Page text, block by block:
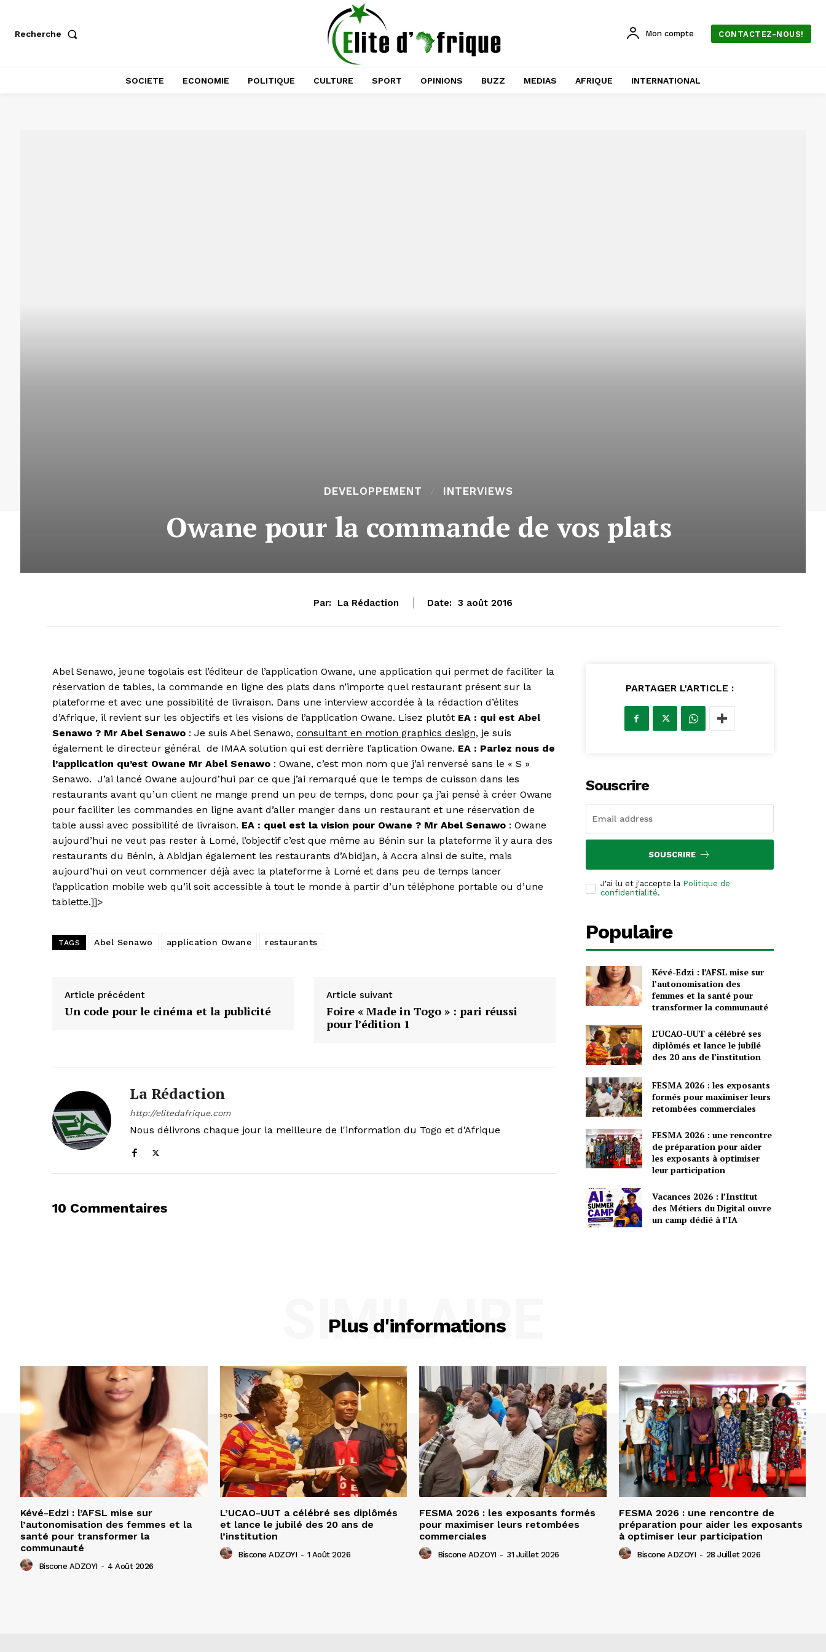
Recherche Mon compte CONTACTEZ-NOUS!
SOCIETE ECONOMIE POLITIQUE CULTURE SPORT OPINIONS BUZZ MEDIAS AFRIQUE INTERNATIONAL
DEVELOPPEMENT INTERVIEWS
Owane pour la commande de vos plats
Par: La Rédaction Date: 3 août 2016
Abel Senawo, jeune togolais est l’éditeur de l’application Owane, une application qui permet de faciliter la
réservation de tables, la commande en ligne des plats dans n’importe quel restaurant présent sur la
plateforme et avec une possibilité de livraison. Dans une interview accordée à la rédaction d’élites
d’Afrique, il revient sur les objectifs et les visions de l’application Owane. Lisez plutôt EA : qui est Abel
Senawo ? Mr Abel Senawo : Je suis Abel Senawo, consultant en motion graphics design, je suis
également le directeur général de IMAA solution qui est derrière l’aplication Owane. EA : Parlez nous de
l’application qu’est Owane Mr Abel Senawo : Owane, c’est mon nom que j’ai renversé sans le « S »
Senawo. J’ai lancé Owane aujourd’hui par ce que j’ai remarqué que le temps de cuisson dans les
restaurants avant qu’un client ne mange prend un peu de temps, donc pour ça j’ai pensé à créer Owane
pour faciliter les commandes en ligne avant d’aller manger dans un restaurant et une réservation de
table aussi avec possibilité de livraison. EA : quel est la vision pour Owane ? Mr Abel Senawo : Owane
aujourd’hui ne veut pas rester à Lomé, l’objectif c’est que même au Bénin sur la plateforme il y aura des
restaurants du Bénin, à Abidjan également les restaurants d’Abidjan, à Accra ainsi de suite, mais
aujourd’hui on veut commencer déjà avec la plateforme à Lomé et dans peu de temps lancer
l’application mobile web qu’il soit accessible à tout le monde à partir d’un téléphone portable ou d’une
tablette.]]>
TAGS Abel Senawo application Owane restaurants
Article précédent
Un code pour le cinéma et la publicité
Article suivant
Foire « Made in Togo » : pari réussi
pour l’édition 1
La Rédaction
http://elitedafrique.com
Nous délivrons chaque jour la meilleure de l'information du Togo et d'Afrique
10 Commentaires
PARTAGER L'ARTICLE :
Souscrire
SOUSCRIRE
J'ai lu et j'accepte la Politique de
confidentialité.
Populaire
Kévé-Edzi : l’AFSL mise sur
l’autonomisation des
femmes et la santé pour
transformer la communauté
L’UCAO-UUT a célébré ses
diplômés et lance le jubilé
des 20 ans de l’institution
FESMA 2026 : les exposants
formés pour maximiser leurs
retombées commerciales
FESMA 2026 : une rencontre
de préparation pour aider
les exposants à optimiser
leur participation
Vacances 2026 : l’Institut
des Métiers du Digital ouvre
un camp dédié à l’IA
Plus d'informations
SIMILAIRE
Kévé-Edzi : l’AFSL mise sur
l’autonomisation des femmes et la
santé pour transformer la
communauté
Biscone ADZOYI - 4 Août 2026
L’UCAO-UUT a célébré ses diplômés
et lance le jubilé des 20 ans de
l’institution
Biscone ADZOYI - 1 Août 2026
FESMA 2026 : les exposants formés
pour maximiser leurs retombées
commerciales
Biscone ADZOYI - 31 Juillet 2026
FESMA 2026 : une rencontre de
préparation pour aider les exposants
à optimiser leur participation
Biscone ADZOYI - 28 Juillet 2026